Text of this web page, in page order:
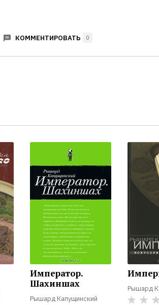
КОММЕНТИРОВАТЬ 0
Император.
Шахиншах
Рышард Капущинский
Рышард